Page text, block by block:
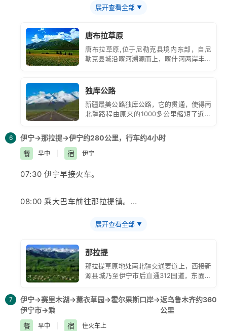
行程间四季美景尽收眼底。在守望天山碑石前拍照留念，
之后抵达海拔3600米的哈希勒根隧道大阪，烈日炎炎的
夏季
勒根隧道进入伊犁 河谷草原地带。
13:00左右抵达乔尔玛英雄纪念碑（馆）。向独库公路修
路战士致敬。
14:00中餐后我们继续乘车沿
西行，一路欣赏被誉为百里画廊的
车站。说明：因独库公路通行受季节天气影响较大，每年
只在
6月至9月底开通，即使开通期间遇下雨塌方也会临时封
路，在独库公路封闭管制期间变更行程为：(上午10:27或
10:59期间两趟车）在奎屯乘座动车二等座前往伊宁，抵
达伊宁送至酒店后自由安排。费用不变）
展开查看全部 ▼
唐布拉草原
唐布拉草原,位于尼勒克县境内东部，自尼
勒克县城沿喀河溯源而上，喀什河两岸丰茂
独库公路
新疆最美公路独库公路，它的贯通，使得南
北疆路程由原来的1000多公里缩短了近一
为了修建这条公路，数万名官兵奋战10年，
其中有168名筑路官兵献出了宝贵的生命，
所以又被成为“英雄之路”。
6
伊宁→那拉提→伊宁约280公里，行车约4小时
餐
早中 宿 伊宁
07:30 伊宁早接火车。
08:00 乘大巴车前往那拉提镇。
12:00 到达后在镇上用午餐。
13:00 购票后换乘区间车进入国家5A风景区一
大草原】（门票及河谷区间135元/人费用已含），车观
高山河谷草原风光，体验“天苍苍野茫茫，风吹草低见牛
羊”的塞外江南风光，欣赏峻岭、松林、草原，感受哈萨
克民族风情及其草原文化。游客可自行选择适合自己的自
由活动，可以乘坐观光车、骑马、双人自行车、草地摩托
展开查看全部 ▼
那拉提
那拉提草原地处南北疆交通要道上，西接新
源县城乃至伊宁市后直通312国道，东面沿
的独山子──库车公路也是经由那拉提草原
连接的。那拉提草原地处南北疆交通要道
上，西接新源县城乃至伊宁市后直通312国
道，东面沿着古通道接巴伦台的公路。另
7
伊宁→赛里木湖→薰衣草园→霍尔果斯口岸→
伊宁市→乘
返乌鲁木齐约360
公里
餐
早中 宿 住火车上